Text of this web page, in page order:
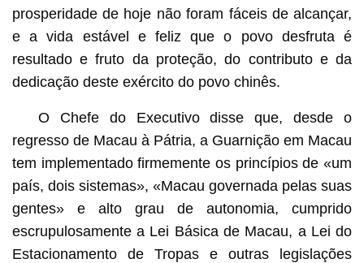
prosperidade de hoje não foram fáceis de alcançar,
e a vida estável e feliz que o povo desfruta é
resultado e fruto da proteção, do contributo e da
dedicação deste exército do povo chinês.
O Chefe do Executivo disse que, desde o
regresso de Macau à Pátria, a Guarnição em Macau
tem implementado firmemente os princípios de «um
país, dois sistemas», «Macau governada pelas suas
gentes» e alto grau de autonomia, cumprido
escrupulosamente a Lei Básica de Macau, a Lei do
Estacionamento de Tropas e outras legislações